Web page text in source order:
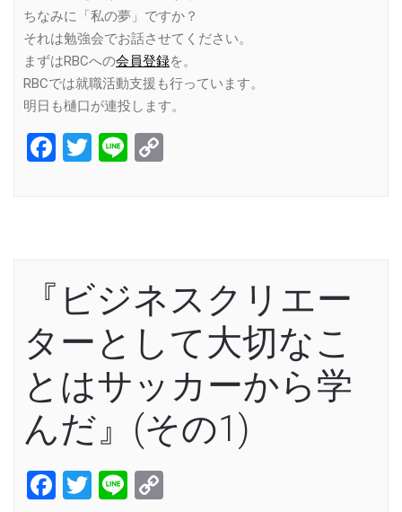
ちなみに「私の夢」ですか？
それは勉強会でお話させてください。
まずはRBCへの会員登録を。
RBCでは就職活動支援も行っています。
明日も樋口が連投します。
Facebook
Twitter
Line
『ビジネスクリエー
ターとして大切なこ
とはサッカーから学
んだ』(その1)
Facebook
Twitter
Line